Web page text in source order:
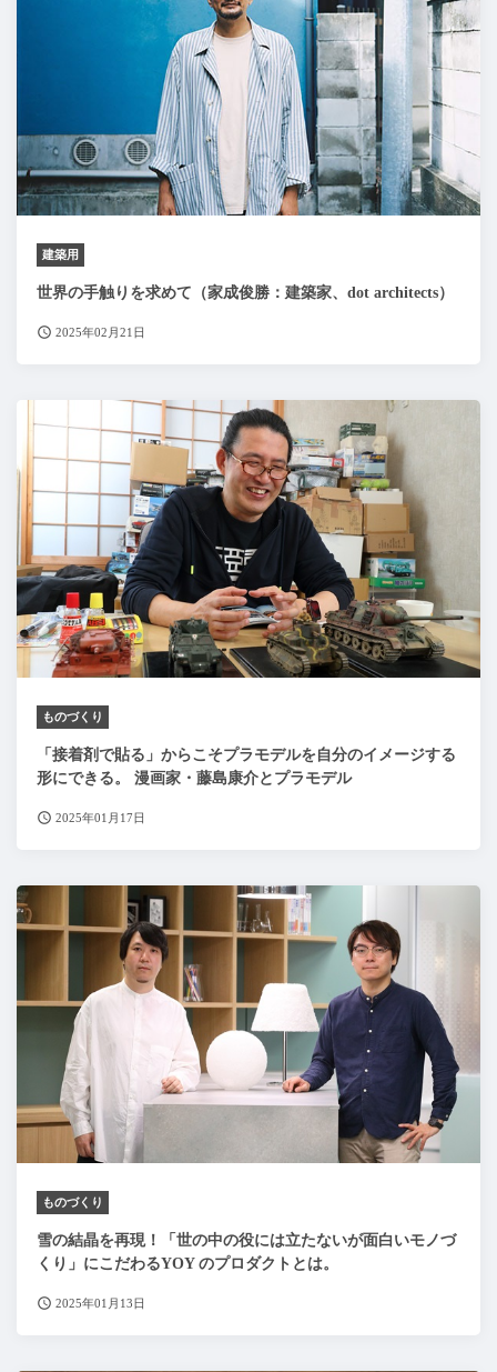
建築用
世界の手触りを求めて（家成俊勝：建築家、dot architects）
2025年02月21日
ものづくり
「接着剤で貼る」からこそプラモデルを自分のイメージする
形にできる。 漫画家・藤島康介とプラモデル
2025年01月17日
ものづくり
雪の結晶を再現！「世の中の役には立たないが面白いモノづ
くり」にこだわるYOY のプロダクトとは。
2025年01月13日